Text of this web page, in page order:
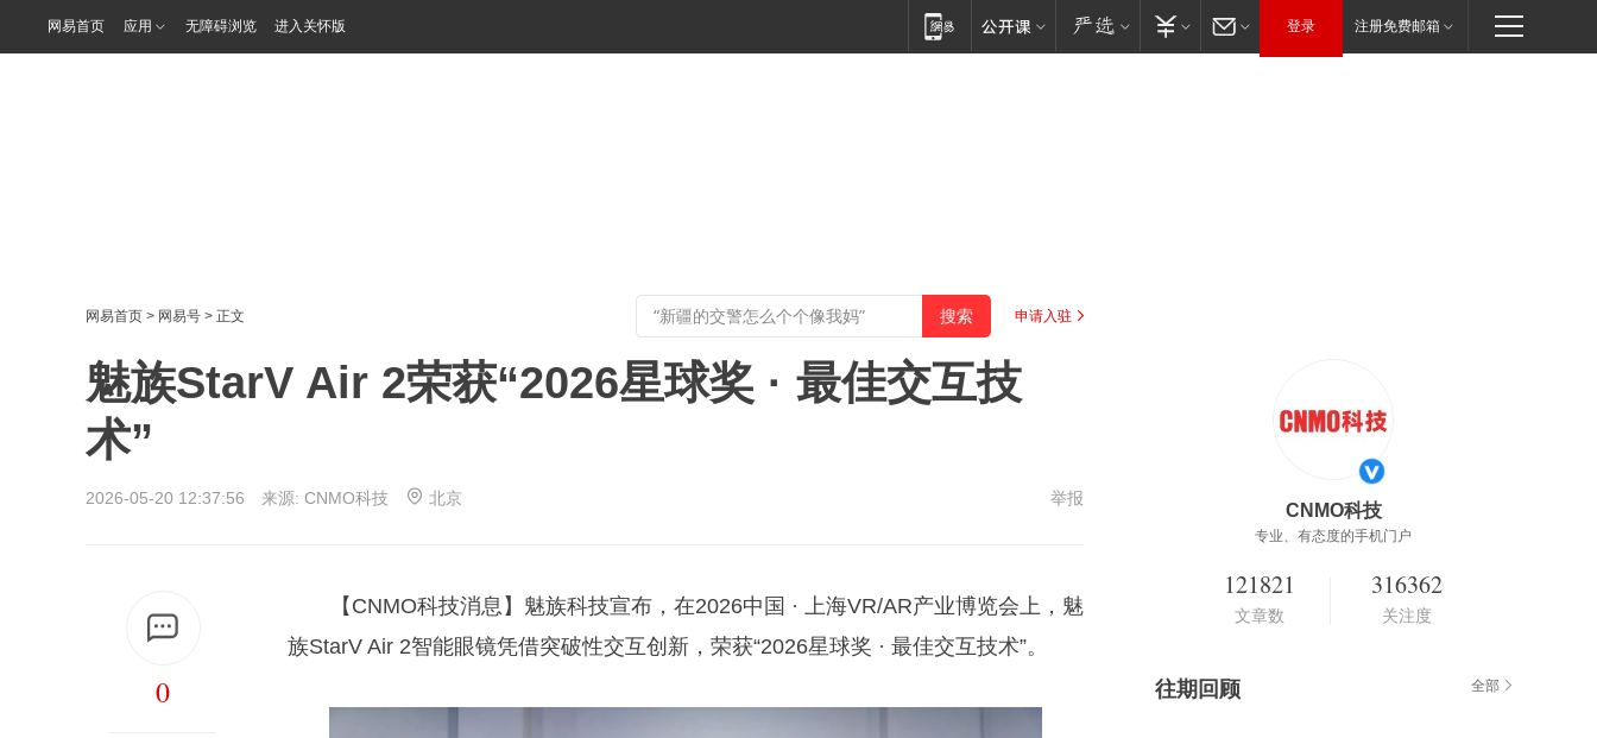
网易首页 应用 无障碍浏览 进入关怀版 登录 注册免费邮箱
网易首页 > 网易号 > 正文 申请入驻
魅族StarV Air 2荣获“2026星球奖 · 最佳交互技
术”
2026-05-20 12:37:56 来源: CNMO科技 北京 举报
0
【CNMO科技消息】魅族科技宣布，在2026中国 · 上海VR/AR产业博览会上，魅
族StarV Air 2智能眼镜凭借突破性交互创新，荣获“2026星球奖 · 最佳交互技术”。
CNMO科技
专业、有态度的手机门户
121821
文章数
316362
关注度
往期回顾 全部